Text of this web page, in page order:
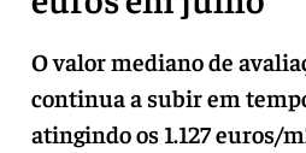
O valor mediano de
continua a subir em
atingindo os 1.127 euros/